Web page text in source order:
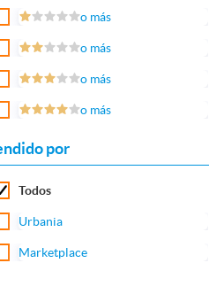
o más
o más
o más
o más
por
Todos
Urbania
Marketplace